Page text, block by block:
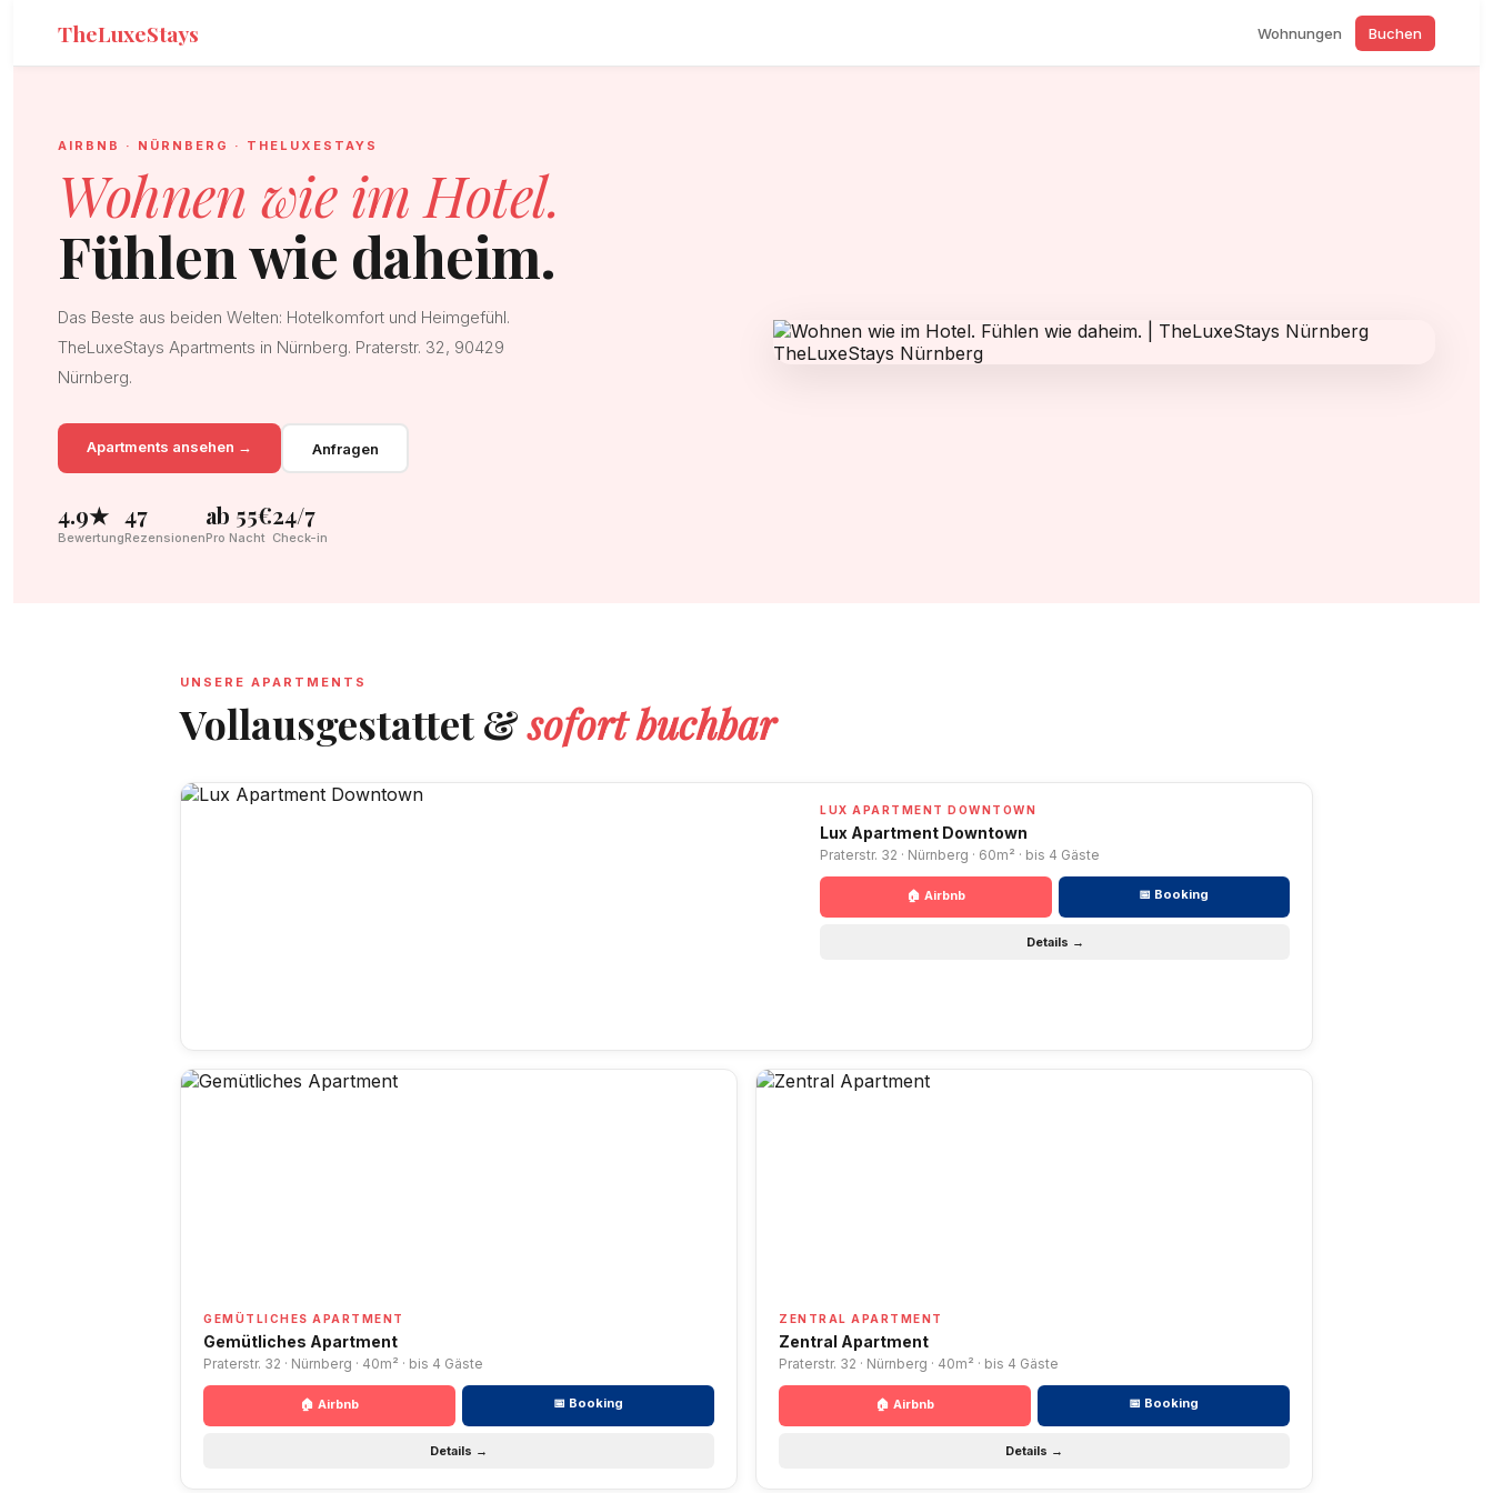
TheLuxeStays Wohnungen Buchen
AIRBNB · NÜRNBERG · THELUXESTAYS
Wohnen wie im Hotel.
Fühlen wie daheim.
Das Beste aus beiden Welten: Hotelkomfort und Heimgefühl.
TheLuxeStays Apartments in Nürnberg. Praterstr. 32, 90429
Nürnberg.
Apartments ansehen → Anfragen
4.9★
Bewertung
47
Rezensionen
ab 55€
Pro Nacht
24/7
Check-in
UNSERE APARTMENTS
Vollausgestattet &sofort buchbar
LUX APARTMENT DOWNTOWN
Lux Apartment Downtown
Praterstr. 32 · Nürnberg · 60m² · bis 4 Gäste
🏠 Airbnb 📅 Booking
Details →
GEMÜTLICHES APARTMENT
Gemütliches Apartment
Praterstr. 32 · Nürnberg · 40m² · bis 4 Gäste
🏠 Airbnb 📅 Booking
Details →
ZENTRAL APARTMENT
Zentral Apartment
Praterstr. 32 · Nürnberg · 40m² · bis 4 Gäste
🏠 Airbnb 📅 Booking
Details →